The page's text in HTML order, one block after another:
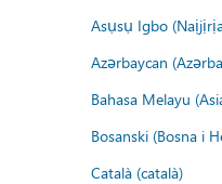
Asụsụ Igbo
Azərbaycan
Bahasa Melayu
Bosanski (Bosna i
Català (català)